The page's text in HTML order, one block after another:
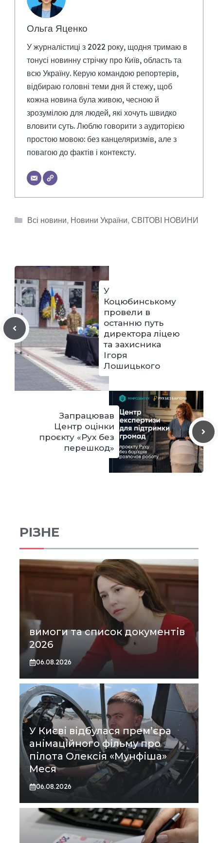
Ольга Яценко
У журналістиці з 2022 року, щодня тримаю в
тонусі новинну стрічку про Київ, область та
всю Україну. Керую командою репортерів,
відбираю головні теми дня й стежу, щоб
кожна новина була живою, чесною й
зрозумілою для людей, які хочуть швидко
вловити суть. Люблю говорити з аудиторією
простою мовою: без канцеляризмів, але з
повагою до фактів і контексту.
Категорії
Всі новини, Новини України, СВІТОВІ НОВИНИ
У
Коцюбинському
провели в
останню путь
директора ліцею
та захисника
Ігоря
Лошицького
Запрацював
Центр оцінки
проєкту «Рух без
перешкод»
РІЗНЕ
вимоги та список документів
2026
06.08.2026
У Києві відбулася прем’єра
анімаційного фільму про
пілота Олексія «Мунфіша»
Меся
06.08.2026